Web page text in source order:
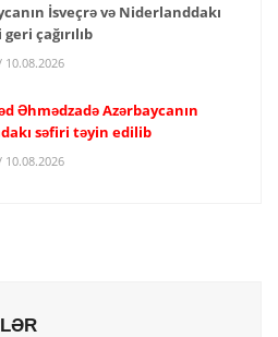
İsveçrə və Niderlanddakı
çağırılıb
10.08.2026
Əhmədzadə Azərbaycanın
səfiri təyin edilib
10.08.2026